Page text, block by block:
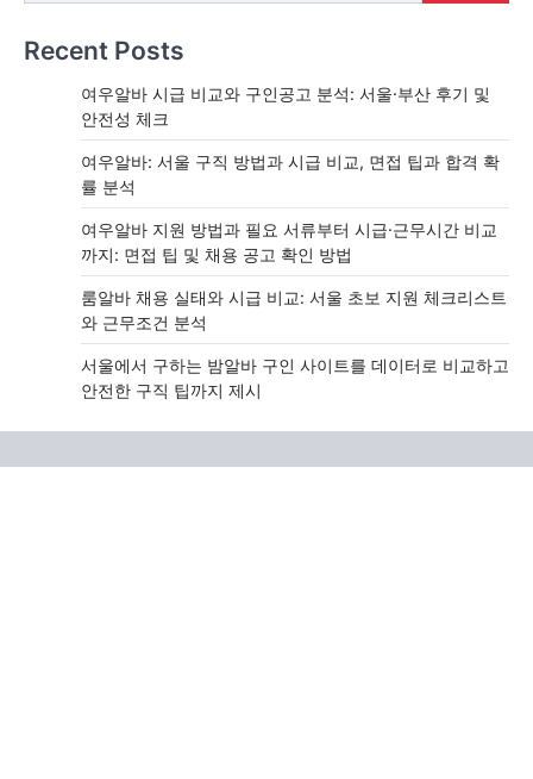
Recent Posts
여우알바 시급 비교와 구인공고 분석: 서울·부산 후기 및
안전성 체크
여우알바: 서울 구직 방법과 시급 비교, 면접 팁과 합격 확
률 분석
여우알바 지원 방법과 필요 서류부터 시급·근무시간 비교
까지: 면접 팁 및 채용 공고 확인 방법
룸알바 채용 실태와 시급 비교: 서울 초보 지원 체크리스트
와 근무조건 분석
서울에서 구하는 밤알바 구인 사이트를 데이터로 비교하고
안전한 구직 팁까지 제시